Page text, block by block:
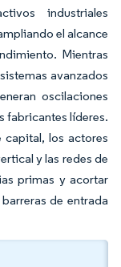
industriales
el alcance
Mientras
avanzados
oscilaciones
fabricantes líderes.
capital, los actores
y las redes de
primas y acortar
de entrada